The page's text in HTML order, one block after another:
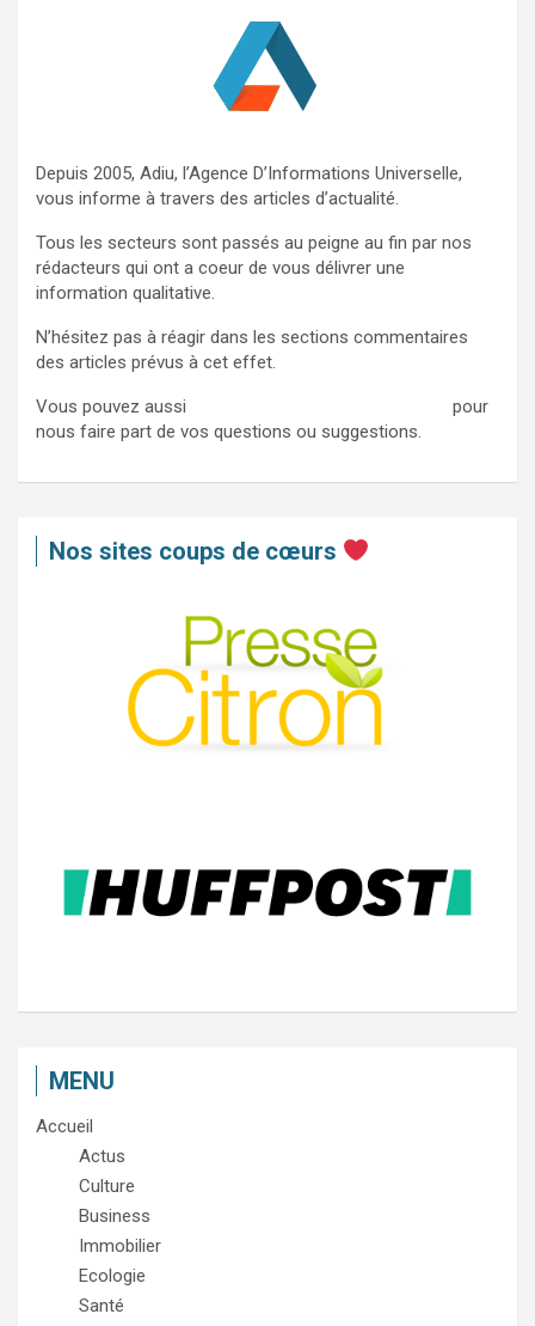
Depuis 2005, Adiu, l’Agence D’Informations Universelle,
vous informe à travers des articles d’actualité.
Tous les secteurs sont passés au peigne au fin par nos
rédacteurs qui ont a coeur de vous délivrer une
information qualitative.
N’hésitez pas à réagir dans les sections commentaires
des articles prévus à cet effet.
Vous pouvez aussi
pour
nous faire part de vos questions ou suggestions.
Nos sites coups de cœurs
MENU
Accueil
Actus
Culture
Business
Immobilier
Ecologie
Santé